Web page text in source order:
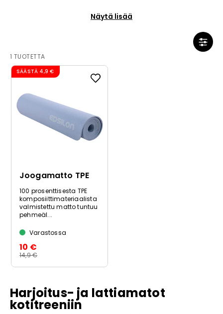
paremman tasapainon seisten tehtäviin liikkeisiin.
Palamatot voi rakentaa kotikuntosalin pinta-alan
mukaan. Ilmoitamme materiaalin, paksuuden,
Näytä lisää
1 TUOTETTA
SÄÄSTÄ 4,9 €
Joogamatto TPE
100 prosenttisesta TPE
komposiittimateriaalista
valmistettu matto tuntuu
pehmeäl...
Varastossa
14,9 €
10 €
Harjoitus- ja lattiamatot
kotitreeniin